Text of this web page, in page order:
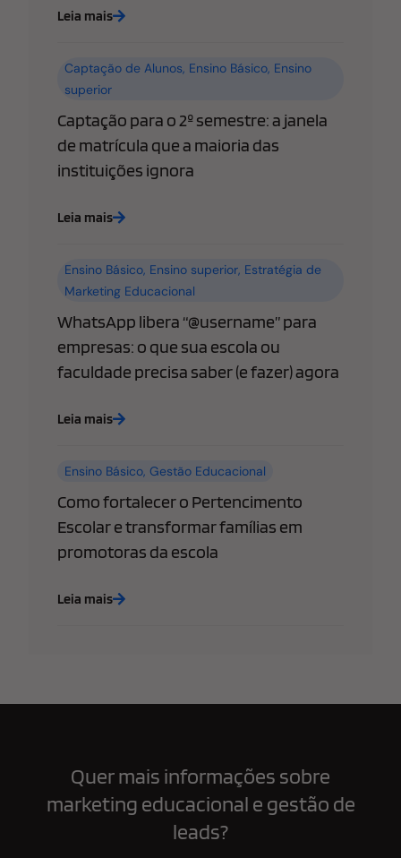
Leia mais
Captação de Alunos, Ensino Básico, Ensino
superior
Captação para o 2º semestre: a janela
de matrícula que a maioria das
instituições ignora
Leia mais
Ensino Básico, Ensino superior, Estratégia de
Marketing Educacional
WhatsApp libera “@username” para
empresas: o que sua escola ou
faculdade precisa saber (e fazer) agora
Leia mais
Ensino Básico,Gestão Educacional
Como fortalecer o Pertencimento
Escolar e transformar famílias em
promotoras da escola
Leia mais
Quer mais informações sobre
marketing educacional e gestão de
leads?